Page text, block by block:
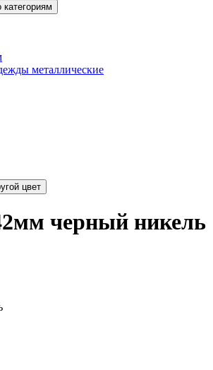
категориям
металлические
Выбрать другой цвет
черный никель